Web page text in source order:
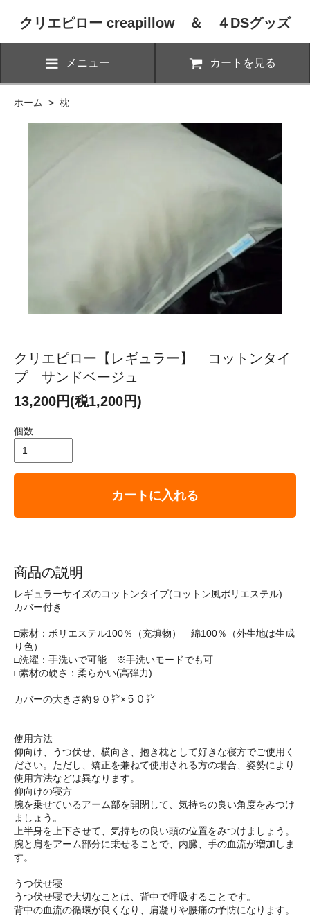
クリエピロー creapillow ＆ ４DSグッズ
メニュー カートを見る
ホーム > 枕
クリエピロー【レギュラー】 コットンタイ
プ サンドベージュ
13,200円(税1,200円)
個数
カートに入れる
商品の説明
レギュラーサイズのコットンタイプ(コットン風ポリエステル)
カバー付き
□素材：ポリエステル100％（充填物） 綿100％（外生地は生成
り色）
□洗濯：手洗いで可能 ※手洗いモードでも可
□素材の硬さ：柔らかい(高弾力)
カバーの大きさ約９０㌢×５０㌢
使用方法
仰向け、うつ伏せ、横向き、抱き枕として好きな寝方でご使用く
ださい。ただし、矯正を兼ねて使用される方の場合、姿勢により
使用方法などは異なります。
仰向けの寝方
腕を乗せているアーム部を開閉して、気持ちの良い角度をみつけ
ましょう。
上半身を上下させて、気持ちの良い頭の位置をみつけましょう。
腕と肩をアーム部分に乗せることで、内臓、手の血流が増加しま
す。
うつ伏せ寝
うつ伏せ寝で大切なことは、背中で呼吸することです。
背中の血流の循環が良くなり、肩凝りや腰痛の予防になります。